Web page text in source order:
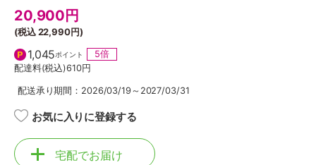
20,900 円
(税込22,990円)
1,045ポイント
5倍
配達料(税込)610円
配送承り期間：2026/03/19～2027/03/31
お気に入りに登録する
宅配でお届け